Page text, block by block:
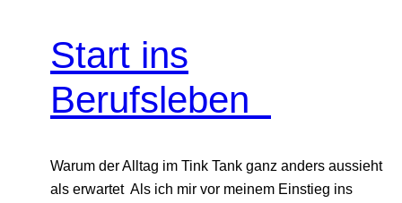
Start ins
Berufsleben
Warum der Alltag im Tink Tank ganz anders aussieht
als erwartet Als ich mir vor meinem Einstieg ins